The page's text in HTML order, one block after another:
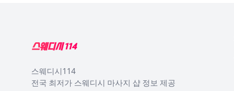
스웨디시114
전국 최저가 스웨디시 마사지 샵 정보 제공